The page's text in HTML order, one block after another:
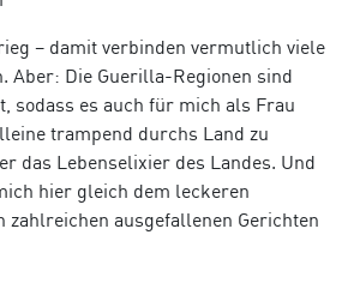
– damit verbinden vermutlich viele
Aber: Die Guerilla-Regionen sind
sodass es auch für mich als Frau
trampend durchs Land zu
das Lebenselixier des Landes. Und
hier gleich dem leckeren
zahlreichen ausgefallenen Gerichten